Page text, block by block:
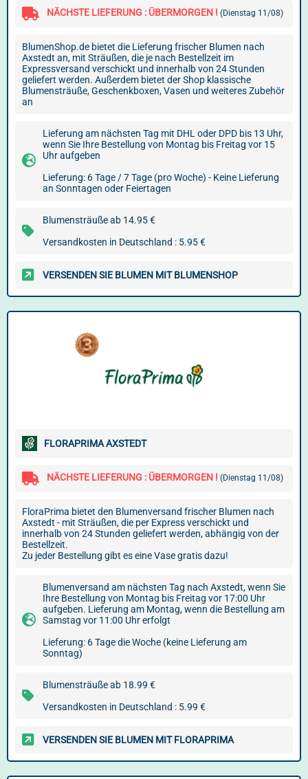
NÄCHSTE LIEFERUNG : ÜBERMORGEN ! (Dienstag 11/08)
BlumenShop.de bietet die Lieferung frischer Blumen nach
Axstedt an, mit Sträußen, die je nach Bestellzeit im
Expressversand verschickt und innerhalb von 24 Stunden
geliefert werden. Außerdem bietet der Shop klassische
Blumensträuße, Geschenkboxen, Vasen und weiteres Zubehör
an
Lieferung am nächsten Tag mit DHL oder DPD bis 13 Uhr,
wenn Sie Ihre Bestellung von Montag bis Freitag vor 15
Uhr aufgeben
Lieferung: 6 Tage / 7 Tage (pro Woche) - Keine Lieferung
an Sonntagen oder Feiertagen
Blumensträuße ab 14.95 €
Versandkosten in Deutschland : 5.95 €
VERSENDEN SIE BLUMEN MIT BLUMENSHOP
FLORAPRIMA AXSTEDT
NÄCHSTE LIEFERUNG : ÜBERMORGEN ! (Dienstag 11/08)
FloraPrima bietet den Blumenversand frischer Blumen nach
Axstedt - mit Sträußen, die per Express verschickt und
innerhalb von 24 Stunden geliefert werden, abhängig von der
Bestellzeit.
Zu jeder Bestellung gibt es eine Vase gratis dazu!
Blumenversand am nächsten Tag nach Axstedt, wenn Sie
Ihre Bestellung von Montag bis Freitag vor 17:00 Uhr
aufgeben. Lieferung am Montag, wenn die Bestellung am
Samstag vor 11:00 Uhr erfolgt
Lieferung: 6 Tage die Woche (keine Lieferung am
Sonntag)
Blumensträuße ab 18.99 €
Versandkosten in Deutschland : 5.99 €
VERSENDEN SIE BLUMEN MIT FLORAPRIMA